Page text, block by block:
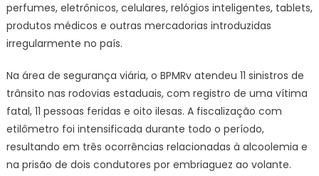
perfumes, eletrônicos, celulares, relógios inteligentes, tablets,
produtos médicos e outras mercadorias introduzidas
irregularmente no país.
Na área de segurança viária, o BPMRv atendeu 11 sinistros de
trânsito nas rodovias estaduais, com registro de uma vítima
fatal, 11 pessoas feridas e oito ilesas. A fiscalização com
etilômetro foi intensificada durante todo o período,
resultando em três ocorrências relacionadas à alcoolemia e
na prisão de dois condutores por embriaguez ao volante.